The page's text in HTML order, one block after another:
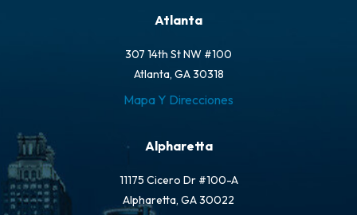
Atlanta
307 14th St NW #100
Atlanta, GA 30318
Mapa Y Direcciones
Alpharetta
11175 Cicero Dr #100-A
Alpharetta, GA 30022